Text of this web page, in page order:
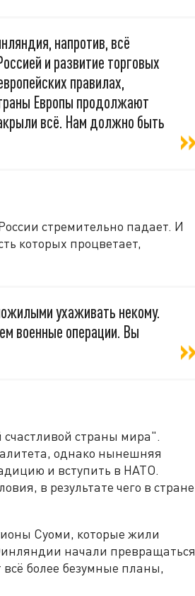
напротив, всё
и развитие торговых
правилах,
Европы продолжают
всё. Нам должно быть
стремительно падает. И
которых процветает,
ухаживать некому.
военные операции. Вы
страны мира".
однако нынешняя
и вступить в НАТО.
в результате чего в стране
Суоми, которые жили
начали превращаться
более безумные планы,